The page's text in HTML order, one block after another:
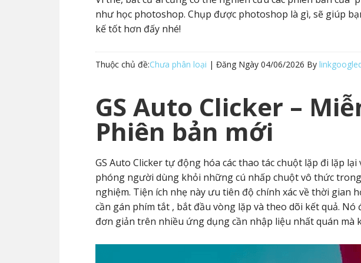
như học photoshop. Chụp được photoshop là gì, sẽ giúp
kế tốt hơn đấy nhé!
Thuộc chủ đề:Chưa phân loại | Đăng Ngày 04/06/2026 By
GS Auto Clicker –
Phiên bản mới
GS Auto Clicker tự động hóa các thao tác chuột lặp đi lặp
phóng người dùng khỏi những cú nhấp chuột vô thức
nghiệm. Tiện ích nhẹ này ưu tiên độ chính xác về thời gian
cần gán phím tắt , bắt đầu vòng lặp và theo dõi kết quả. Nó
đơn giản trên nhiều ứng dụng cần nhập liệu nhất quán mà